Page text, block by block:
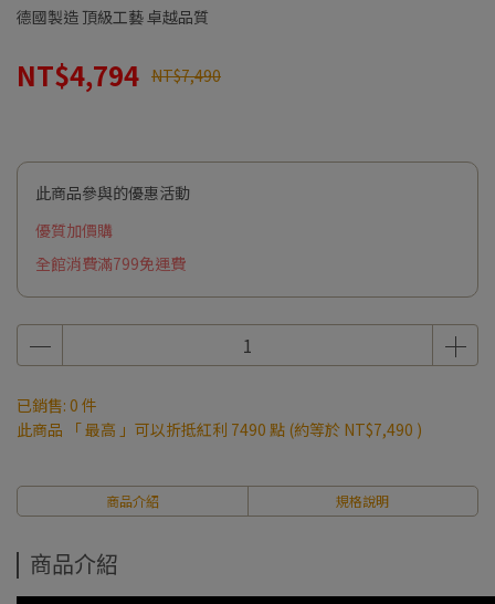
德國製造 頂級工藝 卓越品質
NT$4,794 NT$7,490
此商品參與的優惠活動
優質加價購
全館消費滿799免運費
已銷售: 0 件
此商品 「 最高 」可以折抵紅利 7490 點 (約等於 NT$7,490 )
商品介紹 規格說明
商品介紹